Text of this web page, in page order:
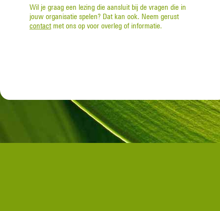
Wil je graag een lezing die aansluit bij de vragen die in
jouw organisatie spelen? Dat kan ook. Neem gerust
contactmet ons op voor overleg of informatie.